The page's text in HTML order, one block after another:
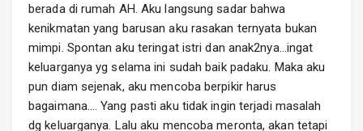
berada di rumah AH. Aku langsung sadar bahwa
kenikmatan yang barusan aku rasakan ternyata bukan
mimpi. Spontan aku teringat istri dan anak2nya…ingat
keluarganya yg selama ini sudah baik padaku. Maka aku
pun diam sejenak, aku mencoba berpikir harus
bagaimana…. Yang pasti aku tidak ingin terjadi masalah
dg keluarganya. Lalu aku mencoba meronta, akan tetapi